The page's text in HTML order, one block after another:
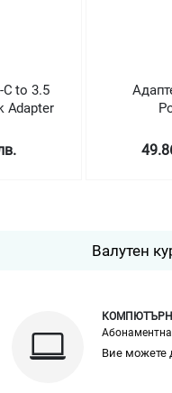
C to 3.5
Adapter
Валутен
Вие можете